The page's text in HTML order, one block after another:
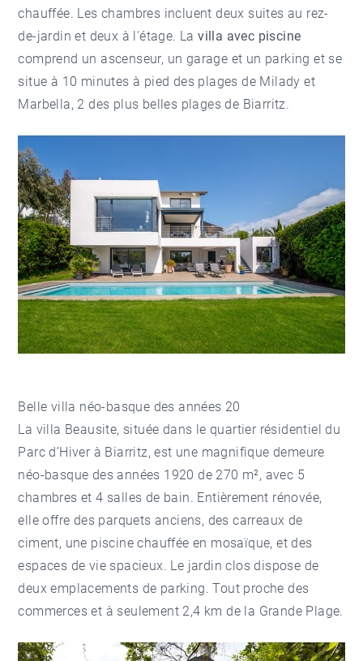
chauffée. Les chambres incluent deux suites au rez-
de-jardin et deux à l'étage. Lavilla avec piscine
comprend un ascenseur, un garage et un parking et se
situe à 10 minutes à pied des plages de Milady et
Marbella, 2 des plus belles plages de Biarritz.
Belle villa néo-basque des années 20
La villa Beausite, située dans le quartier résidentiel du
Parc d’Hiver à Biarritz, est une magnifique demeure
néo-basque des années 1920 de 270 m², avec 5
chambres et 4 salles de bain. Entièrement rénovée,
elle offre des parquets anciens, des carreaux de
ciment, une piscine chauffée en mosaïque, et des
espaces de vie spacieux. Le jardin clos dispose de
deux emplacements de parking. Tout proche des
commerces et à seulement 2,4 km de la Grande Plage.